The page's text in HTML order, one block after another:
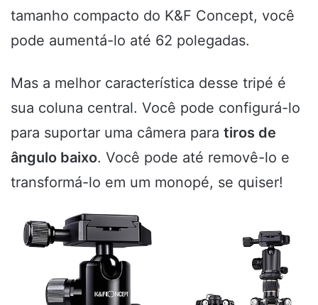
tamanho compacto do K&F Concept, você
pode aumentá-lo até 62 polegadas.
Mas a melhor característica desse tripé é
sua coluna central. Você pode configurá-lo
para suportar uma câmera para tiros de
ângulo baixo. Você pode até removê-lo e
transformá-lo em um monopé, se quiser!